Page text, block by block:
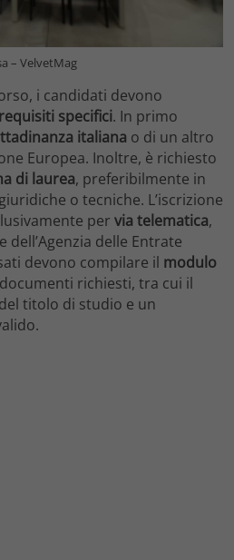
– VelvetMag
i candidati devono
requisiti specifici. In primo
italiana o di un altro
Europea. Inoltre, è richiesto
di laurea, preferibilmente in
o tecniche. L’iscrizione
per via telematica,
delle Entrate
devono compilare il modulo
richiesti, tra cui il
titolo di studio e un